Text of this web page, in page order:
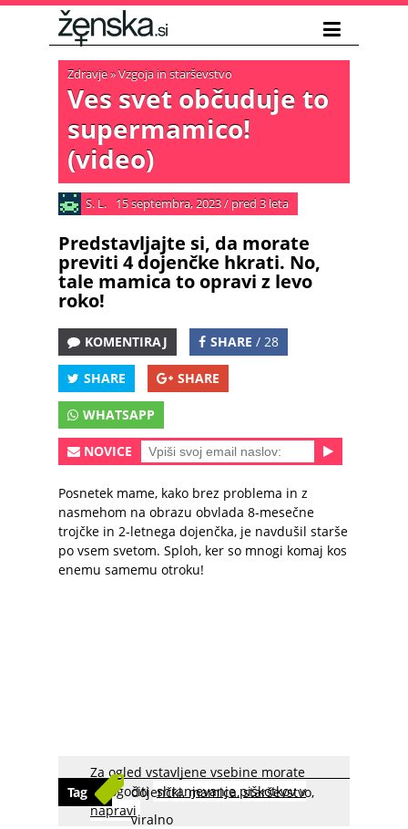
Zdravje»Vzgoja in starševstvo
Ves svet občuduje to
supermamico!
(video)
S. L. 15 septembra, 2023/ pred 3 leta
Predstavljajte si, da morate
previti 4 dojenčke hkrati. No,
tale mamica to opravi z levo
roko!
KOMENTIRAJ SHARE / 28
SHARE SHARE
WHATSAPP
NOVICE
Posnetek mame, kako brez problema in z
nasmehom na obrazu obvlada 8-mesečne
trojčke in 2-letnega dojenčka, je navdušil starše
po vsem svetom. Sploh, ker so mnogi komaj kos
enemu samemu otroku!
Za ogled vstavljene vsebine morate
omogočiti shranjevanje piškotkov v
napravi
Tag dojenčki,mamica,starševstvo,
viralno